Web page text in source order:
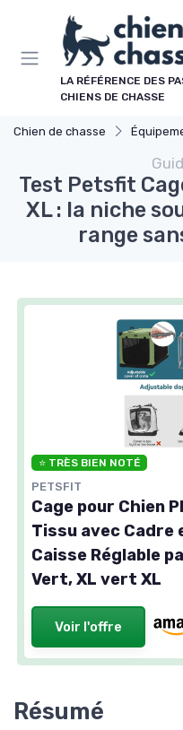
LA RÉFÉRENCE DES
CHIENS DE CHASSE
Chien de chasse
Test Petsfit
XL : la niche
range
⭐ TRÈS BIEN NOTÉ
PETSFIT
Cage pour Chien
Tissu avec Cadre
Caisse Réglable
Vert, XL vert XL
Voir l'offre
Résumé
Panneau de gestion des